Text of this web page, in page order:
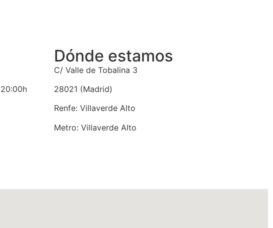
Dónde estamos
C/ Valle de Tobalina 3
28021 (Madrid)
Renfe: Villaverde Alto
Metro: Villaverde Alto